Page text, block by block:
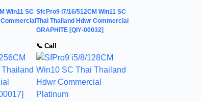
Win11 SC SfcPro9 i7/16/512CM Win11 SC
Thai Thailand Hdwr Commercial
GRAPHITE [QIY-00032]
📞 Call